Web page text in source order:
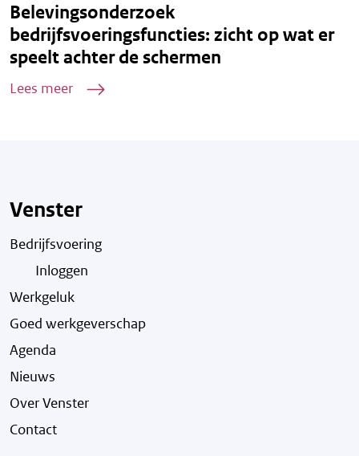
Belevingsonderzoek
bedrijfsvoeringsfuncties: zicht op wat er
speelt achter de schermen
Lees meer
Venster
Bedrijfsvoering
Inloggen
Werkgeluk
Goed werkgeverschap
Agenda
Nieuws
Over Venster
Contact